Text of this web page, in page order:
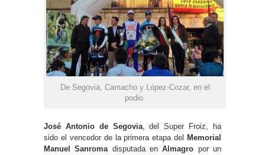
De Segovia, Camacho y López-Cozar, en el
podio.
José Antonio de Segovia, del Super Froiz, ha
sido el vencedor de la primera etapa del
Memorial
Manuel Sanromadisputada en Almagro por un